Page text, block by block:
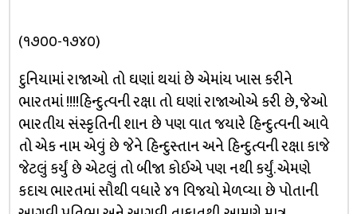
(૧૭૦૦-૧૭૪૦)
દુનિયામાં રાજાઓ તો ઘણાં થયાં છે એમાંય ખાસ કરીને
ભારતમાં !!!!હિન્દુત્વની રક્ષા તો ઘણાં રાજાઓએ કરી છે, જેઓ
ભારતીય સંસ્કૃતિની શાન છે પણ વાત જયારે હિન્દુત્વની આવે
તો એક નામ એવું છે જેને હિન્દુસ્તાન અને હિન્દુત્વની રક્ષા કાજે
જેટલું કર્યું છે એટલું તો બીજા કોઈએ પણ નથી કર્યું. એમણે
કદાચ ભારતમાં સૌથી વધારે ૪૧ વિજયો મેળવ્યા છે પોતાની